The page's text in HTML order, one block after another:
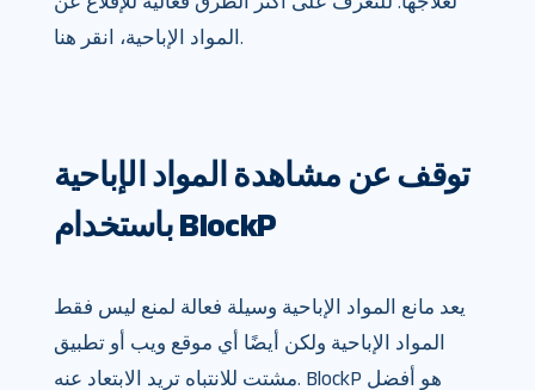
المواد الإباحية، انقر هنا.
توقف عن مشاهدة المواد الإباحية
باستخدام BlockP
يعد مانع المواد الإباحية وسيلة فعالة لمنع ليس فقط
المواد الإباحية ولكن أيضًا أي موقع ويب أو تطبيق
مشتت للانتباه تريد الابتعاد عنه. BlockP هو أفضل